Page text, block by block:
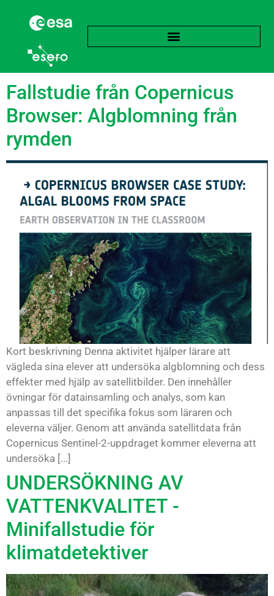
Etikett:Vattenkvalitet
Fallstudie från Copernicus
Browser: Algblomning från
rymden
Kort beskrivning Denna aktivitet hjälper lärare att
vägleda sina elever att undersöka algblomning och dess
effekter med hjälp av satellitbilder. Den innehåller
övningar för datainsamling och analys, som kan
anpassas till det specifika fokus som läraren och
eleverna väljer. Genom att använda satellitdata från
Copernicus Sentinel-2-uppdraget kommer eleverna att
undersöka [...]
UNDERSÖKNING AV
VATTENKVALITET -
Minifallstudie för
klimatdetektiver